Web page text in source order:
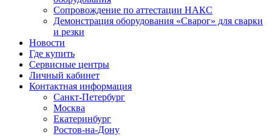
Сопровождение по аттестации НАКС
Демонстрация оборудования «Сварог» для сварки
и резки
Новости
Где купить
Сервисные центры
Личный кабинет
Контактная информация
Санкт-Петербург
Москва
Екатеринбург
Ростов-на-Дону